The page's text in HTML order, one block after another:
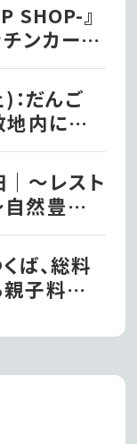
SHOP-』
ンカー巡
だんご
地内に洋
スリーナ
ンドオー
〜レスト
然豊か
がら食
カレー」
ば、総料
子料理